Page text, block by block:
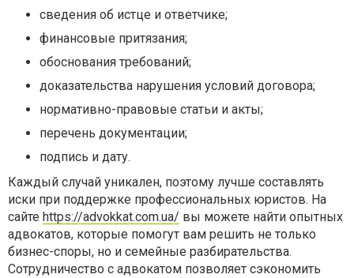
сведения об истце и ответчике;
финансовые притязания;
обоснования требований;
доказательства нарушения условий договора;
нормативно-правовые статьи и акты;
перечень документации;
подпись и дату.
Каждый случай уникален, поэтому лучше составлять
иски при поддержке профессиональных юристов. На
сайте https://advokkat.com.ua/ вы можете найти опытных
адвокатов, которые помогут вам решить не только
бизнес-споры, но и семейные разбирательства.
Сотрудничество с адвокатом позволяет сэкономить